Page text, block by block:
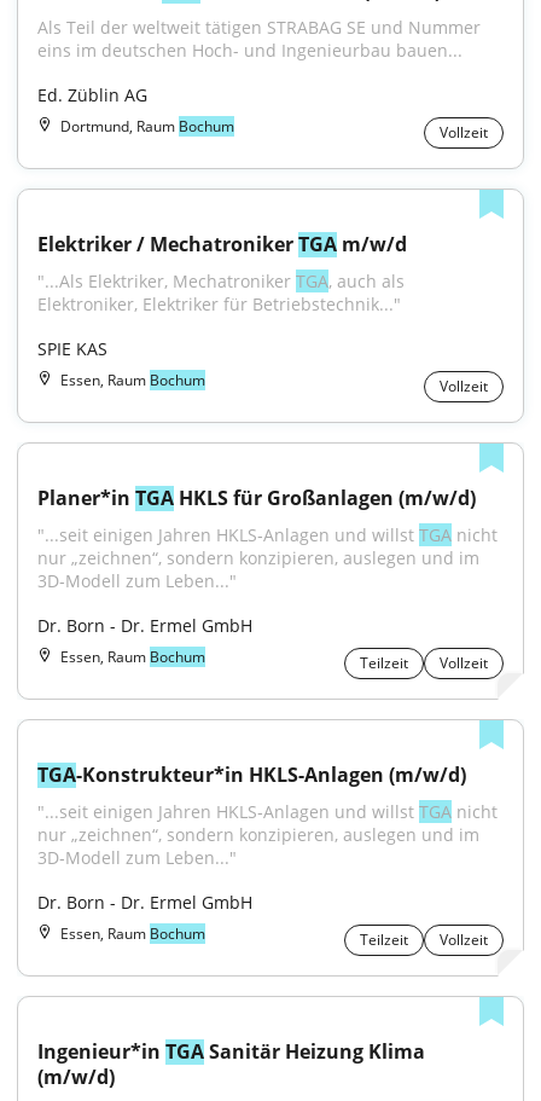
Als Teil der weltweit tätigen STRABAG SE und Nummer
eins im deutschen Hoch- und Ingenieurbau bauen...
Ed. Züblin AG
Dortmund, Raum Bochum Vollzeit
Elektriker / Mechatroniker TGA m/w/d
"...Als Elektriker, Mechatroniker TGA, auch als
Elektroniker, Elektriker für Betriebstechnik..."
SPIE KAS
Essen, Raum Bochum Vollzeit
Planer*in TGA HKLS für Großanlagen (m/w/d)
"...seit einigen Jahren HKLS‑Anlagen und willst TGA nicht
nur „zeichnen“, sondern konzipieren, auslegen und im
3D‑Modell zum Leben..."
Dr. Born - Dr. Ermel GmbH
Essen, Raum Bochum Teilzeit Vollzeit
TGA-Konstrukteur*in HKLS-Anlagen (m/w/d)
"...seit einigen Jahren HKLS‑Anlagen und willst TGA nicht
nur „zeichnen“, sondern konzipieren, auslegen und im
3D‑Modell zum Leben..."
Dr. Born - Dr. Ermel GmbH
Essen, Raum Bochum Teilzeit Vollzeit
Ingenieur*in TGA Sanitär Heizung Klima
(m/w/d)